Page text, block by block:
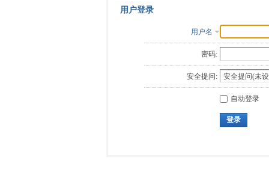
用户登录
用户名
密码:
安全提问:
自动登录
登录